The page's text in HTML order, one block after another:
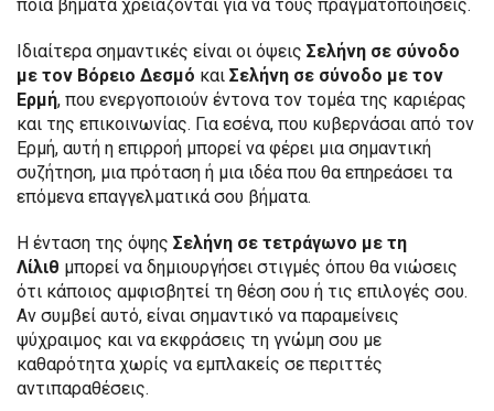
ποια βήματα χρειάζονται για να τους πραγματοποιήσεις.
Ιδιαίτερα σημαντικές είναι οι όψεις Σελήνη σε σύνοδο
με τον Βόρειο Δεσμό και Σελήνη σε σύνοδο με τον
Ερμή, που ενεργοποιούν έντονα τον τομέα της καριέρας
και της επικοινωνίας. Για εσένα, που κυβερνάσαι από τον
Ερμή, αυτή η επιρροή μπορεί να φέρει μια σημαντική
συζήτηση, μια πρόταση ή μια ιδέα που θα επηρεάσει τα
επόμενα επαγγελματικά σου βήματα.
Η ένταση της όψης Σελήνη σε τετράγωνο με τη
Λίλιθ μπορεί να δημιουργήσει στιγμές όπου θα νιώσεις
ότι κάποιος αμφισβητεί τη θέση σου ή τις επιλογές σου.
Αν συμβεί αυτό, είναι σημαντικό να παραμείνεις
ψύχραιμος και να εκφράσεις τη γνώμη σου με
καθαρότητα χωρίς να εμπλακείς σε περιττές
αντιπαραθέσεις.